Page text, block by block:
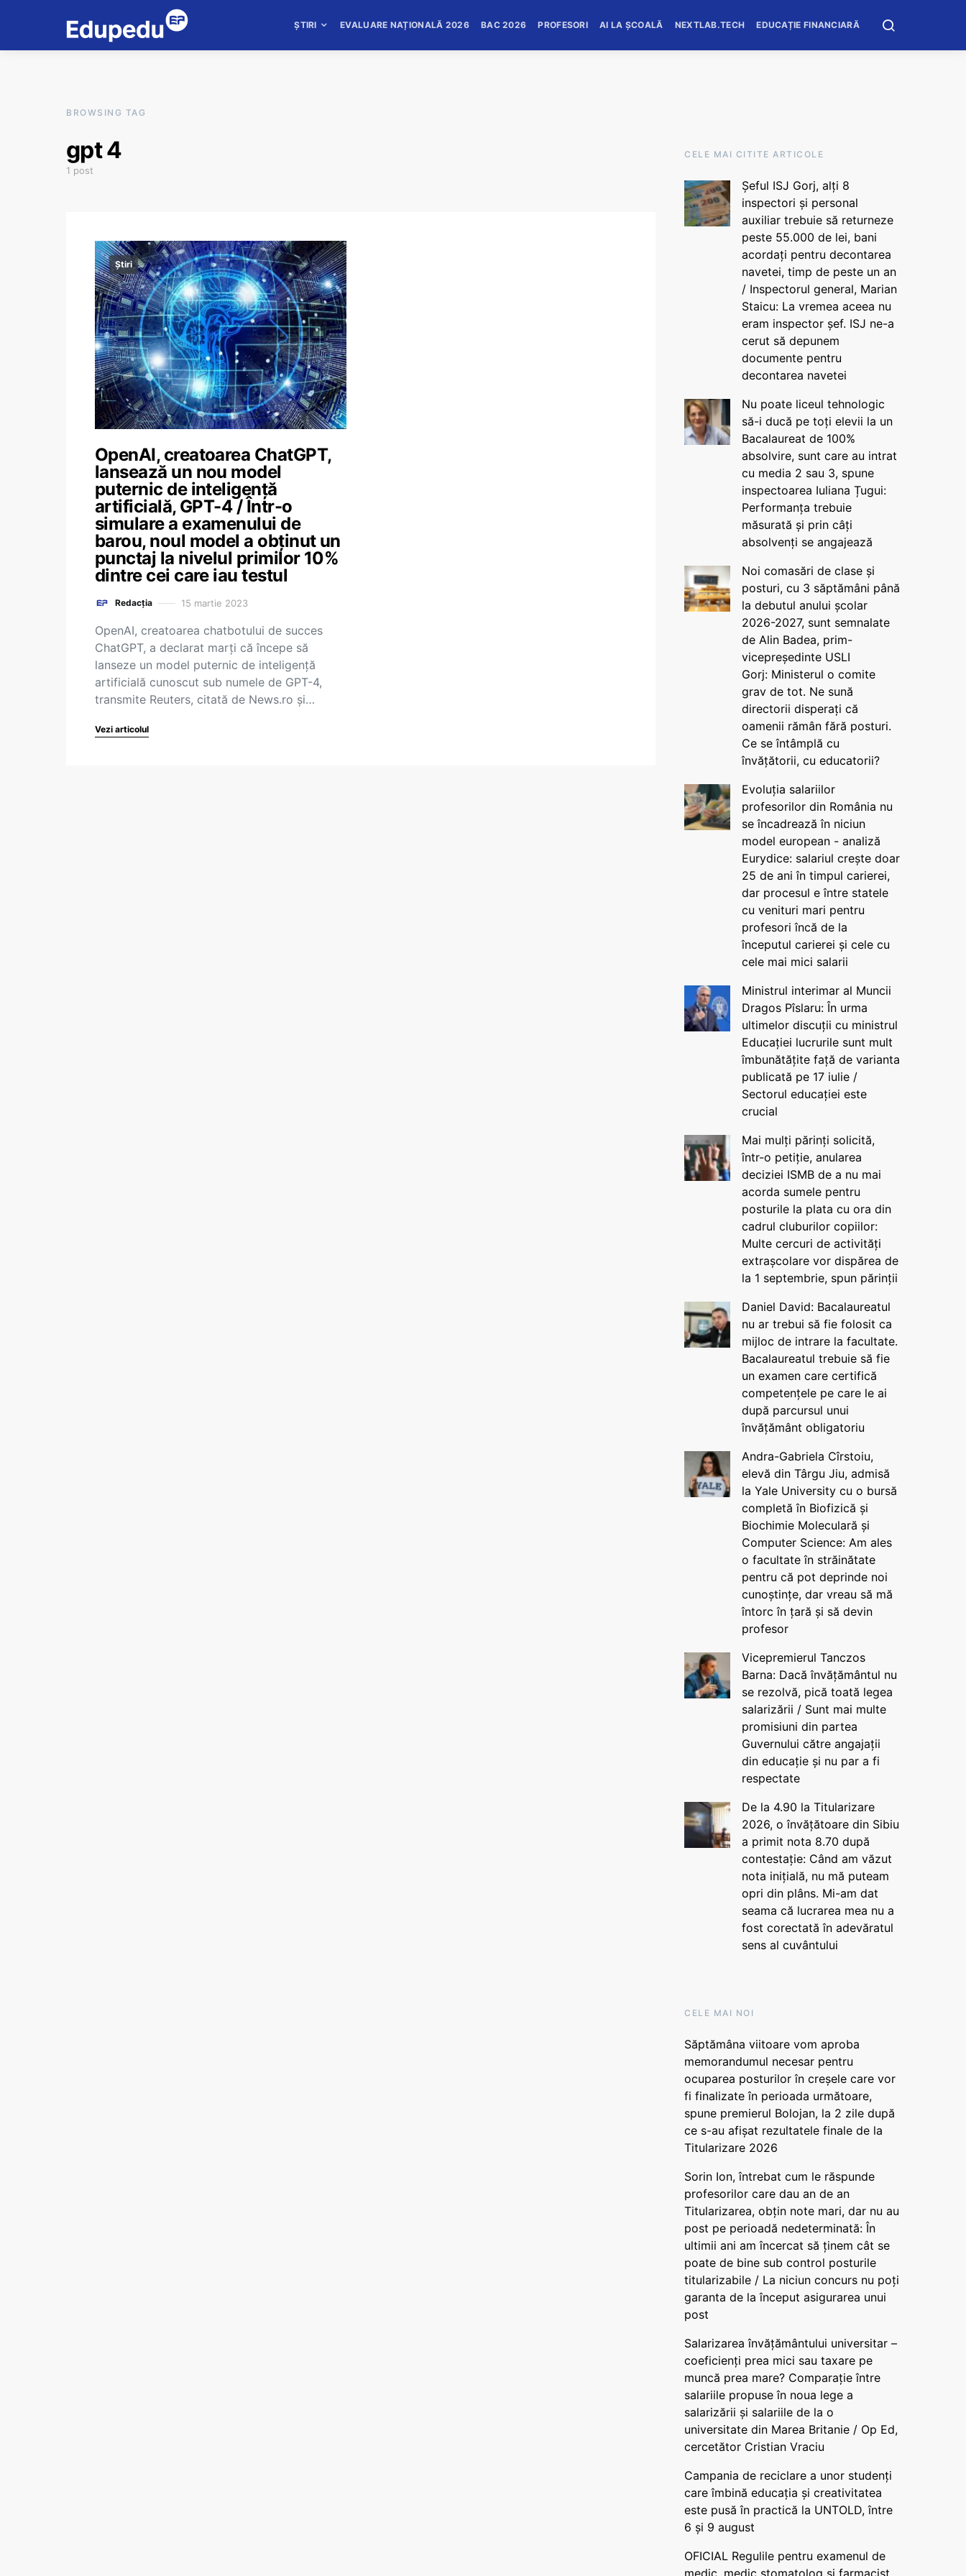
ȘTIRI EVALUARE NAȚIONALĂ 2026 BAC 2026 PROFESORI AI LA ȘCOALĂ NEXTLAB.TECH EDUCAȚIE FINANCIARĂ
BROWSING TAG
gpt 4
1 post
Știri
OpenAI, creatoarea ChatGPT,
lansează un nou model
puternic de inteligență
artificială, GPT-4 / Într-o
simulare a examenului de
barou, noul model a obținut un
punctaj la nivelul primilor 10%
dintre cei care iau testul
Redacția 15 martie 2023
OpenAI, creatoarea chatbotului de succes
ChatGPT, a declarat marţi că începe să
lanseze un model puternic de inteligenţă
artificială cunoscut sub numele de GPT-4,
transmite Reuters, citată de News.ro și…
Vezi articolul
CELE MAI CITITE ARTICOLE
Șeful ISJ Gorj, alți 8
inspectori și personal
auxiliar trebuie să returneze
peste 55.000 de lei, bani
acordați pentru decontarea
navetei, timp de peste un an
/ Inspectorul general, Marian
Staicu: La vremea aceea nu
eram inspector șef. ISJ ne-a
cerut să depunem
documente pentru
decontarea navetei
Nu poate liceul tehnologic
să-i ducă pe toți elevii la un
Bacalaureat de 100%
absolvire, sunt care au intrat
cu media 2 sau 3, spune
inspectoarea Iuliana Țugui:
Performanța trebuie
măsurată și prin câți
absolvenți se angajează
Noi comasări de clase și
posturi, cu 3 săptămâni până
la debutul anului școlar
2026-2027, sunt semnalate
de Alin Badea, prim-
vicepreședinte USLI
Gorj: Ministerul o comite
grav de tot. Ne sună
directorii disperați că
oamenii rămân fără posturi.
Ce se întâmplă cu
învățătorii, cu educatorii?
Evoluția salariilor
profesorilor din România nu
se încadrează în niciun
model european - analiză
Eurydice: salariul crește doar
25 de ani în timpul carierei,
dar procesul e între statele
cu venituri mari pentru
profesori încă de la
începutul carierei și cele cu
cele mai mici salarii
Ministrul interimar al Muncii
Dragos Pîslaru: În urma
ultimelor discuții cu ministrul
Educației lucrurile sunt mult
îmbunătățite față de varianta
publicată pe 17 iulie /
Sectorul educației este
crucial
Mai mulți părinți solicită,
într-o petiție, anularea
deciziei ISMB de a nu mai
acorda sumele pentru
posturile la plata cu ora din
cadrul cluburilor copiilor:
Multe cercuri de activități
extrașcolare vor dispărea de
la 1 septembrie, spun părinții
Daniel David: Bacalaureatul
nu ar trebui să fie folosit ca
mijloc de intrare la facultate.
Bacalaureatul trebuie să fie
un examen care certifică
competențele pe care le ai
după parcursul unui
învățământ obligatoriu
Andra-Gabriela Cîrstoiu,
elevă din Târgu Jiu, admisă
la Yale University cu o bursă
completă în Biofizică și
Biochimie Moleculară și
Computer Science: Am ales
o facultate în străinătate
pentru că pot deprinde noi
cunoștințe, dar vreau să mă
întorc în țară și să devin
profesor
Vicepremierul Tanczos
Barna: Dacă învățământul nu
se rezolvă, pică toată legea
salarizării / Sunt mai multe
promisiuni din partea
Guvernului către angajații
din educație și nu par a fi
respectate
De la 4.90 la Titularizare
2026, o învățătoare din Sibiu
a primit nota 8.70 după
contestație: Când am văzut
nota inițială, nu mă puteam
opri din plâns. Mi-am dat
seama că lucrarea mea nu a
fost corectată în adevăratul
sens al cuvântului
CELE MAI NOI
Săptămâna viitoare vom aproba
memorandumul necesar pentru
ocuparea posturilor în creșele care vor
fi finalizate în perioada următoare,
spune premierul Bolojan, la 2 zile după
ce s-au afișat rezultatele finale de la
Titularizare 2026
Sorin Ion, întrebat cum le răspunde
profesorilor care dau an de an
Titularizarea, obțin note mari, dar nu au
post pe perioadă nedeterminată: În
ultimii ani am încercat să ținem cât se
poate de bine sub control posturile
titularizabile / La niciun concurs nu poți
garanta de la început asigurarea unui
post
Salarizarea învățământului universitar –
coeficienți prea mici sau taxare pe
muncă prea mare? Comparație între
salariile propuse în noua lege a
salarizării și salariile de la o
universitate din Marea Britanie / Op Ed,
cercetător Cristian Vraciu
Campania de reciclare a unor studenți
care îmbină educația și creativitatea
este pusă în practică la UNTOLD, între
6 și 9 august
OFICIAL Regulile pentru examenul de
medic, medic stomatolog și farmacist